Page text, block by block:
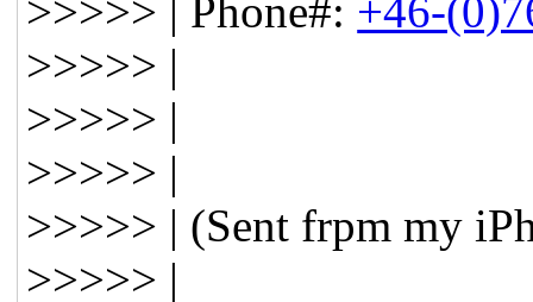
>>>>> | Phone#: +46-
>>>>> |
>>>>> |
>>>>> |
>>>>> | (Sent frpm my
>>>>> |